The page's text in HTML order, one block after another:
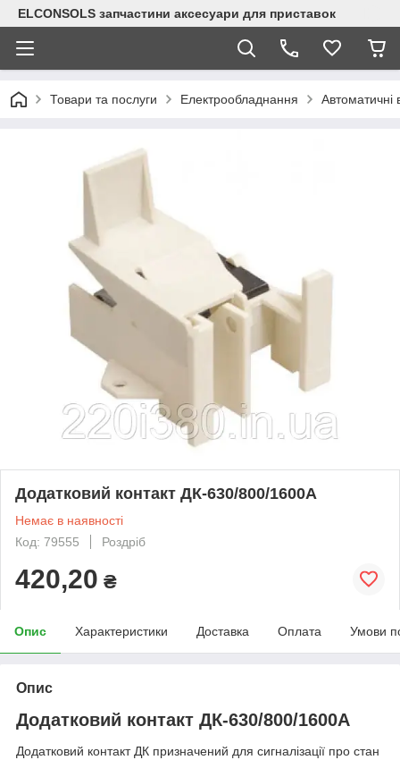
ELCONSOLS запчастини аксесуари для приставок
Товари та послуги Електрообладнання Автоматичні
Додатковий контакт ДК-630/800/1600А
Немає в наявності
Код: 79555
Роздріб
420,20 ₴
Опис Характеристики Доставка Оплата Умови
Опис
Додатковий контакт ДК-630/800/1600А
Додатковий контакт ДК призначений для сигналізації про стан